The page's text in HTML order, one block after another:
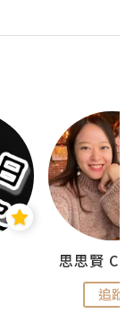
追蹤